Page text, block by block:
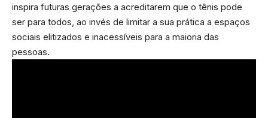
inspira futuras gerações a acreditarem que o tênis pode
ser para todos, ao invés de limitar a sua prática a espaços
sociais elitizados e inacessíveis para a maioria das
pessoas.